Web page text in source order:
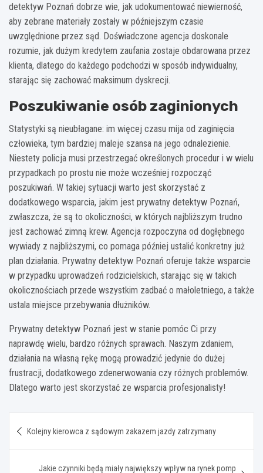
detektyw Poznań dobrze wie, jak udokumentować niewierność,
aby zebrane materiały zostały w późniejszym czasie
uwzględnione przez sąd. Doświadczone agencja doskonale
rozumie, jak dużym kredytem zaufania zostaje obdarowana przez
klienta, dlatego do każdego podchodzi w sposób indywidualny,
starając się zachować maksimum dyskrecji.
Poszukiwanie osób zaginionych
Statystyki są nieubłagane: im więcej czasu mija od zaginięcia
człowieka, tym bardziej maleje szansa na jego odnalezienie.
Niestety policja musi przestrzegać określonych procedur i w wielu
przypadkach po prostu nie może wcześniej rozpocząć
poszukiwań. W takiej sytuacji warto jest skorzystać z
dodatkowego wsparcia, jakim jest prywatny detektyw Poznań,
zwłaszcza, że są to okoliczności, w których najbliższym trudno
jest zachować zimną krew. Agencja rozpoczyna od dogłębnego
wywiady z najbliższymi, co pomaga później ustalić konkretny już
plan działania. Prywatny detektyw Poznań oferuje także wsparcie
w przypadku uprowadzeń rodzicielskich, starając się w takich
okolicznościach przede wszystkim zadbać o małoletniego, a także
ustala miejsce przebywania dłużników.
Prywatny detektyw Poznań jest w stanie pomóc Ci przy
naprawdę wielu, bardzo różnych sprawach. Naszym zdaniem,
działania na własną rękę mogą prowadzić jedynie do dużej
frustracji, dodatkowego zdenerwowania czy różnych problemów.
Dlatego warto jest skorzystać ze wsparcia profesjonalisty!
wpisu
Kolejny kierowca z sądowym zakazem jazdy zatrzymany
Jakie czynniki będą miały największy wpływ na rynek pomp